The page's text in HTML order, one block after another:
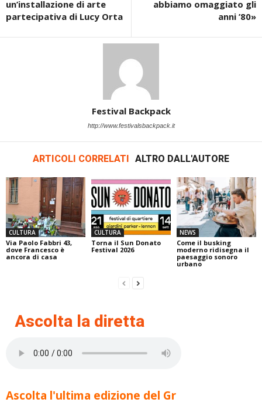
un’installazione di arte
partecipativa di Lucy Orta
abbiamo omaggiato gli
anni ’80»
Festival Backpack
http://www.festivalsbackpack.it
ARTICOLI CORRELATI ALTRO DALL'AUTORE
CULTURA
Via Paolo Fabbri 43,
dove Francesco è
ancora di casa
CULTURA
Torna il Sun Donato
Festival 2026
NEWS
Come il busking
moderno ridisegna il
paesaggio sonoro
urbano
Ascolta la diretta
Ascolta l'ultima edizione del Gr